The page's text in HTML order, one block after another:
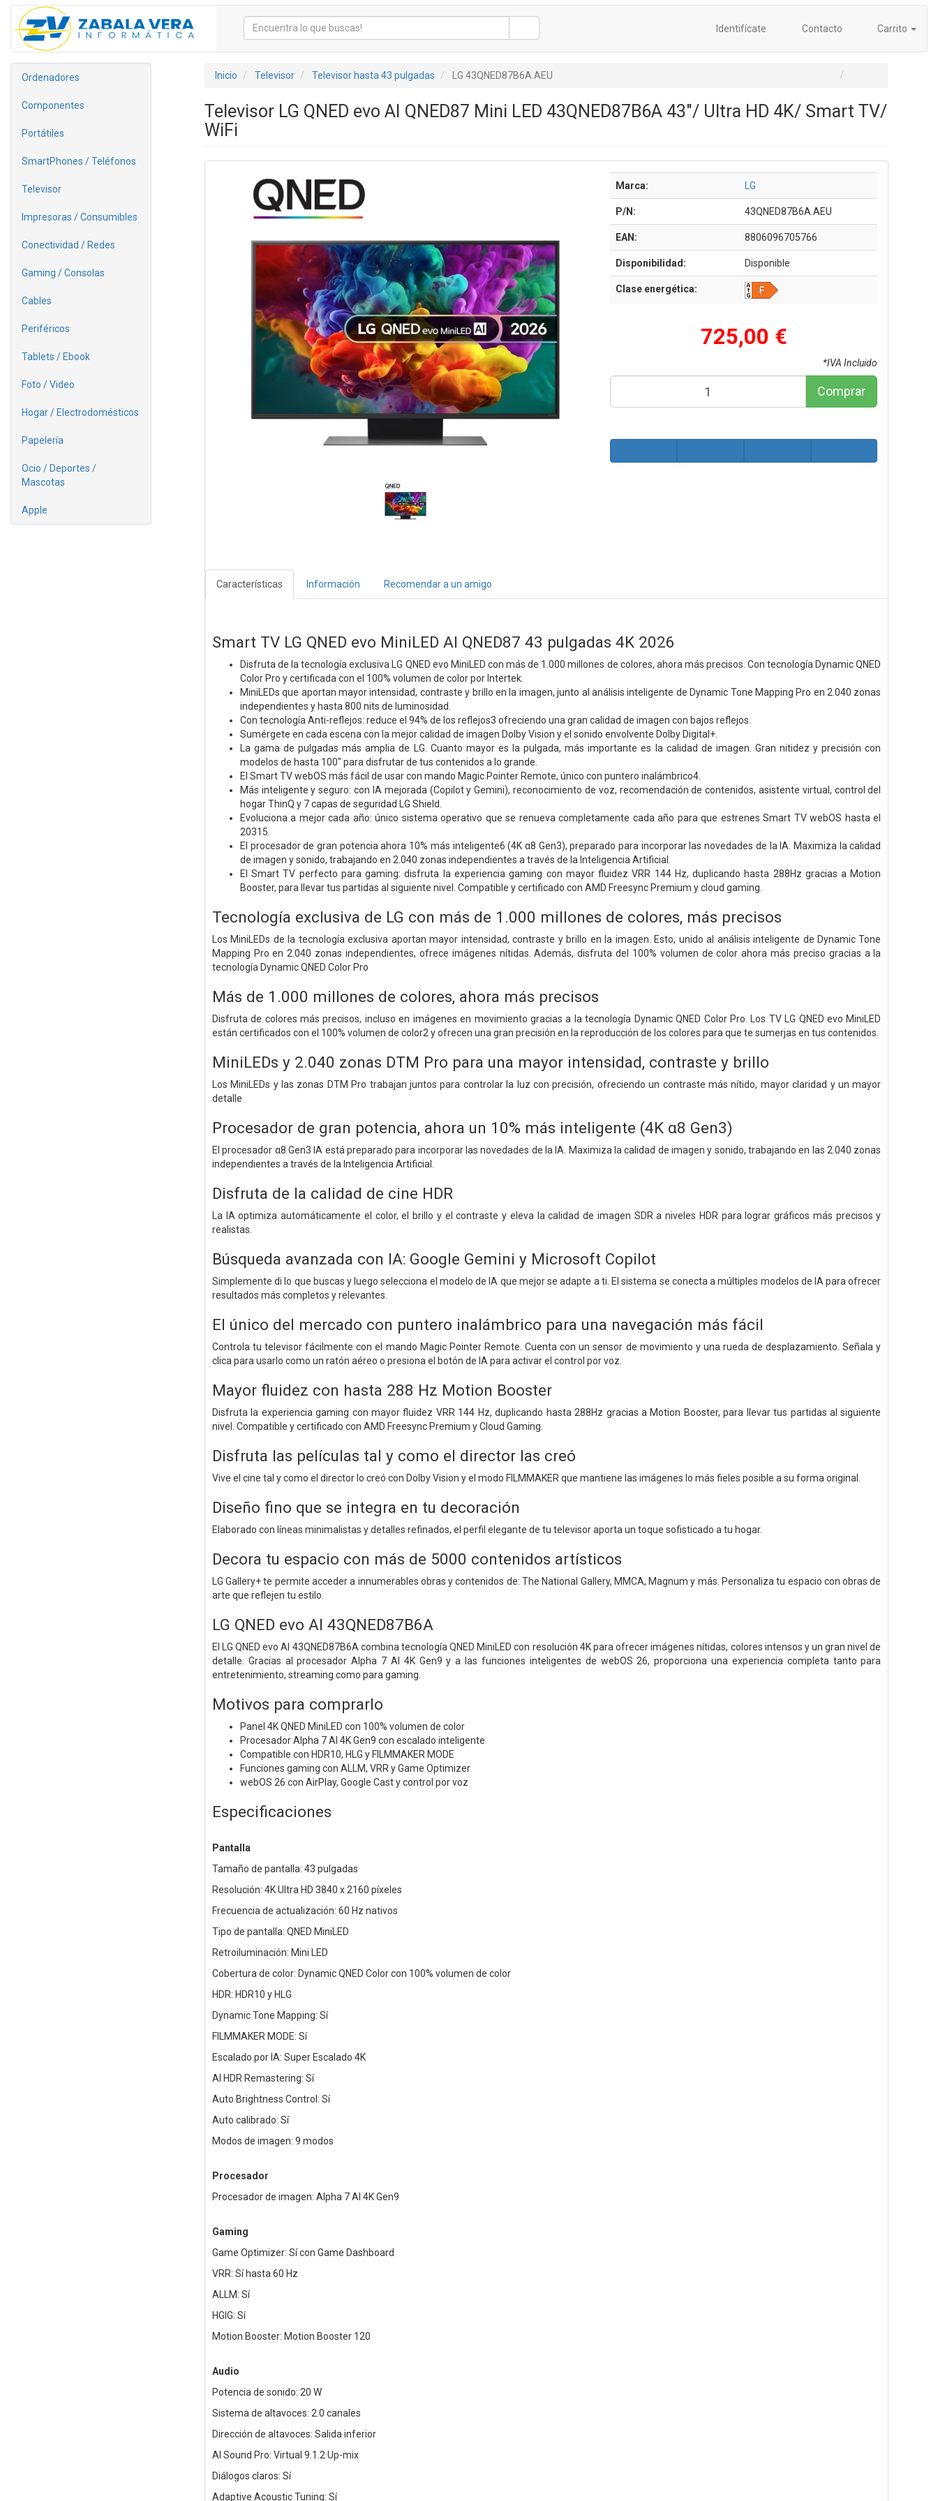
Identifícate Contacto Carrito
Ordenadores
Componentes
Portátiles
SmartPhones / Teléfonos
Televisor
Impresoras / Consumibles
Conectividad / Redes
Gaming / Consolas
Cables
Periféricos
Tablets / Ebook
Foto / Video
Hogar / Electrodomésticos
Papelería
Ocio / Deportes /
Mascotas
Apple
Inicio Televisor Televisor hasta 43 pulgadas LG 43QNED87B6A.AEU
Televisor LG QNED evo AI QNED87 Mini LED 43QNED87B6A 43"/ Ultra HD 4K/ Smart TV/
WiFi
Marca: LG
P/N: 43QNED87B6A.AEU
EAN: 8806096705766
Disponibilidad: Disponible
Clase energética:
725,00 €
*IVA Incluido
Comprar
Características Información Recomendar a un amigo
Smart TV LG QNED evo MiniLED AI QNED87 43 pulgadas 4K 2026
Disfruta de la tecnología exclusiva LG QNED evo MiniLED con más de 1.000 millones de colores, ahora más precisos. Con tecnología Dynamic QNED
Color Pro y certificada con el 100% volumen de color por Intertek.
MiniLEDs que aportan mayor intensidad, contraste y brillo en la imagen, junto al análisis inteligente de Dynamic Tone Mapping Pro en 2.040 zonas
independientes y hasta 800 nits de luminosidad.
Con tecnología Anti-reflejos: reduce el 94% de los reflejos3 ofreciendo una gran calidad de imagen con bajos reflejos.
Sumérgete en cada escena con la mejor calidad de imagen Dolby Vision y el sonido envolvente Dolby Digital+.
La gama de pulgadas más amplia de LG. Cuanto mayor es la pulgada, más importante es la calidad de imagen. Gran nitidez y precisión con
modelos de hasta 100" para disfrutar de tus contenidos a lo grande.
El Smart TV webOS más fácil de usar con mando Magic Pointer Remote, único con puntero inalámbrico4.
Más inteligente y seguro: con IA mejorada (Copilot y Gemini), reconocimiento de voz, recomendación de contenidos, asistente virtual, control del
hogar ThinQ y 7 capas de seguridad LG Shield.
Evoluciona a mejor cada año: único sistema operativo que se renueva completamente cada año para que estrenes Smart TV webOS hasta el
20315.
El procesador de gran potencia ahora 10% más inteligente6 (4K α8 Gen3), preparado para incorporar las novedades de la IA. Maximiza la calidad
de imagen y sonido, trabajando en 2.040 zonas independientes a través de la Inteligencia Artificial.
El Smart TV perfecto para gaming: disfruta la experiencia gaming con mayor fluidez VRR 144 Hz, duplicando hasta 288Hz gracias a Motion
Booster, para llevar tus partidas al siguiente nivel. Compatible y certificado con AMD Freesync Premium y cloud gaming.
Tecnología exclusiva de LG con más de 1.000 millones de colores, más precisos
Los MiniLEDs de la tecnología exclusiva aportan mayor intensidad, contraste y brillo en la imagen. Esto, unido al análisis inteligente de Dynamic Tone
Mapping Pro en 2.040 zonas independientes, ofrece imágenes nítidas. Además, disfruta del 100% volumen de color ahora más preciso gracias a la
tecnología Dynamic QNED Color Pro
Más de 1.000 millones de colores, ahora más precisos
Disfruta de colores más precisos, incluso en imágenes en movimiento gracias a la tecnología Dynamic QNED Color Pro. Los TV LG QNED evo MiniLED
están certificados con el 100% volumen de color2 y ofrecen una gran precisión en la reproducción de los colores para que te sumerjas en tus contenidos.
MiniLEDs y 2.040 zonas DTM Pro para una mayor intensidad, contraste y brillo
Los MiniLEDs y las zonas DTM Pro trabajan juntos para controlar la luz con precisión, ofreciendo un contraste más nítido, mayor claridad y un mayor
detalle
Procesador de gran potencia, ahora un 10% más inteligente (4K α8 Gen3)
El procesador α8 Gen3 IA está preparado para incorporar las novedades de la IA. Maximiza la calidad de imagen y sonido, trabajando en las 2.040 zonas
independientes a través de la Inteligencia Artificial.
Disfruta de la calidad de cine HDR
La IA optimiza automáticamente el color, el brillo y el contraste y eleva la calidad de imagen SDR a niveles HDR para lograr gráficos más precisos y
realistas.
Búsqueda avanzada con IA: Google Gemini y Microsoft Copilot
Simplemente di lo que buscas y luego selecciona el modelo de IA que mejor se adapte a ti. El sistema se conecta a múltiples modelos de IA para ofrecer
resultados más completos y relevantes.
El único del mercado con puntero inalámbrico para una navegación más fácil
Controla tu televisor fácilmente con el mando Magic Pointer Remote. Cuenta con un sensor de movimiento y una rueda de desplazamiento. Señala y
clica para usarlo como un ratón aéreo o presiona el botón de IA para activar el control por voz.
Mayor fluidez con hasta 288 Hz Motion Booster
Disfruta la experiencia gaming con mayor fluidez VRR 144 Hz, duplicando hasta 288Hz gracias a Motion Booster, para llevar tus partidas al siguiente
nivel. Compatible y certificado con AMD Freesync Premium y Cloud Gaming.
Disfruta las películas tal y como el director las creó
Vive el cine tal y como el director lo creó con Dolby Vision y el modo FILMMAKER que mantiene las imágenes lo más fieles posible a su forma original.
Diseño fino que se integra en tu decoración
Elaborado con líneas minimalistas y detalles refinados, el perfil elegante de tu televisor aporta un toque sofisticado a tu hogar.
Decora tu espacio con más de 5000 contenidos artísticos
LG Gallery+ te permite acceder a innumerables obras y contenidos de: The National Gallery, MMCA, Magnum y más. Personaliza tu espacio con obras de
arte que reflejen tu estilo.
LG QNED evo AI 43QNED87B6A
El LG QNED evo AI 43QNED87B6A combina tecnología QNED MiniLED con resolución 4K para ofrecer imágenes nítidas, colores intensos y un gran nivel de
detalle. Gracias al procesador Alpha 7 AI 4K Gen9 y a las funciones inteligentes de webOS 26, proporciona una experiencia completa tanto para
entretenimiento, streaming como para gaming.
Motivos para comprarlo
Panel 4K QNED MiniLED con 100% volumen de color
Procesador Alpha 7 AI 4K Gen9 con escalado inteligente
Compatible con HDR10, HLG y FILMMAKER MODE
Funciones gaming con ALLM, VRR y Game Optimizer
webOS 26 con AirPlay, Google Cast y control por voz
Especificaciones
Pantalla
Tamaño de pantalla: 43 pulgadas
Resolución: 4K Ultra HD 3840 x 2160 píxeles
Frecuencia de actualización: 60 Hz nativos
Tipo de pantalla: QNED MiniLED
Retroiluminación: Mini LED
Cobertura de color: Dynamic QNED Color con 100% volumen de color
HDR: HDR10 y HLG
Dynamic Tone Mapping: Sí
FILMMAKER MODE: Sí
Escalado por IA: Super Escalado 4K
AI HDR Remastering: Sí
Auto Brightness Control: Sí
Auto calibrado: Sí
Modos de imagen: 9 modos
Procesador
Procesador de imagen: Alpha 7 AI 4K Gen9
Gaming
Game Optimizer: Sí con Game Dashboard
VRR: Sí hasta 60 Hz
ALLM: Sí
HGIG: Sí
Motion Booster: Motion Booster 120
Audio
Potencia de sonido: 20 W
Sistema de altavoces: 2.0 canales
Dirección de altavoces: Salida inferior
AI Sound Pro: Virtual 9.1.2 Up-mix
Diálogos claros: Sí
Adaptive Acoustic Tuning: Sí